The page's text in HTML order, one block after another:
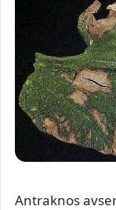
Antraknos